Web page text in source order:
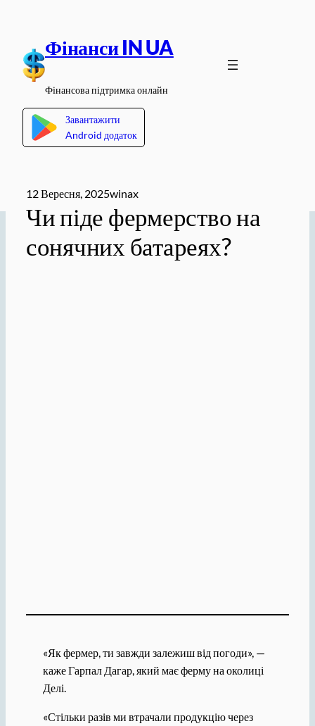
вмісту
Фінанси IN UA
Фінансова підтримка онлайн
Завантажити
Android додаток
12 Вересня, 2025winax
Чи піде фермерство на
сонячних батареях?
«Як фермер, ти завжди залежиш від погоди», —
каже Гарпал Дагар, який має ферму на околиці
Делі.
«Стільки разів ми втрачали продукцію через